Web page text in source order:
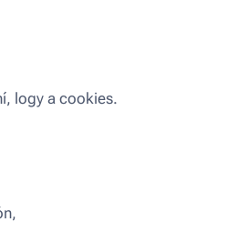
logy a cookies.